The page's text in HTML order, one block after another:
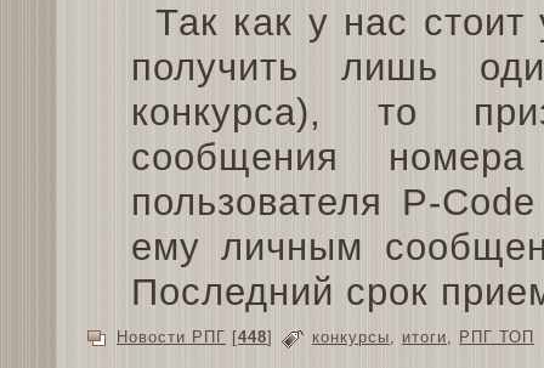
Так как у нас
получить лишь
конкурса), то
сообщения
пользователя P-
ему личным
Последний срок
Новости РПГ [448] конкурсы, итоги, РПГ ТОП